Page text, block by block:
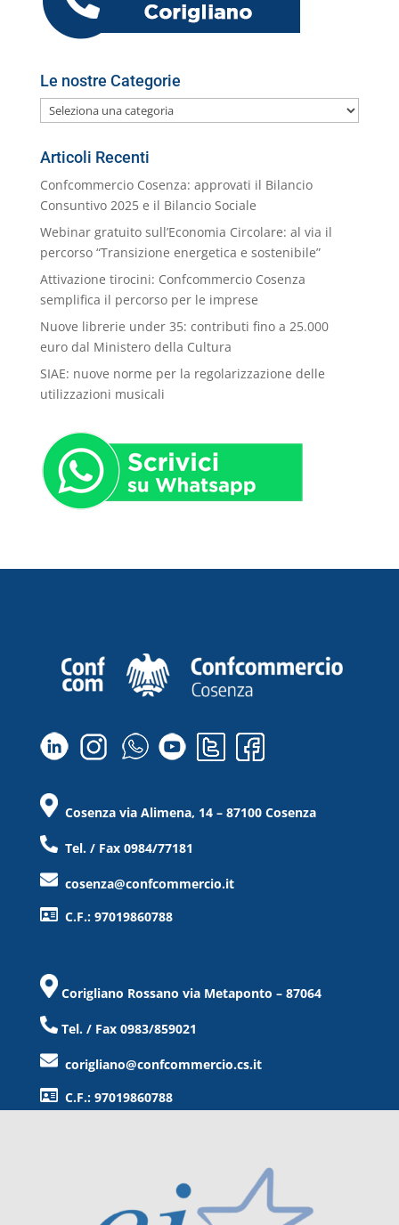
l
Le nostre Categorie
Le
nostre
Categorie
Articoli Recenti
Confcommercio Cosenza: approvati il Bilancio
Consuntivo 2025 e il Bilancio Sociale
Webinar gratuito sull’Economia Circolare: al via il
percorso “Transizione energetica e sostenibile”
Attivazione tirocini: Confcommercio Cosenza
semplifica il percorso per le imprese
Nuove librerie under 35: contributi fino a 25.000
euro dal Ministero della Cultura
SIAE: nuove norme per la regolarizzazione delle
utilizzazioni musicali
Cosenza via Alimena, 14 – 87100 Cosenza
Tel. / Fax 0984/77181
cosenza@confcommercio.it
C.F.: 97019860788
Corigliano Rossano via Metaponto – 87064
Tel. / Fax 0983/859021
corigliano@confcommercio.cs.it
C.F.: 97019860788